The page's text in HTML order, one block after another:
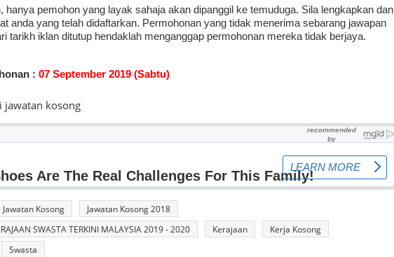
hanya pemohon yang layak sahaja akan dipanggil ke temuduga. Sila lengkapkan dan
anda yang telah didaftarkan. Permohonan yang tidak menerima sebarang jawapan
tarikh iklan ditutup hendaklah menganggap permohonan mereka tidak berjaya.
: 07 September 2019 (Sabtu)
kosong
Jawatan Kosong
Jawatan Kosong 2018
SWASTA TERKINI MALAYSIA 2019 - 2020
Kerajaan
Kerja Kosong
Swasta